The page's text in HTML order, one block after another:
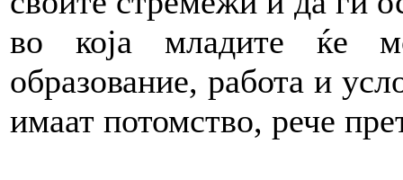
во која младите ќе
образование, работа и
имаат потомство, рече